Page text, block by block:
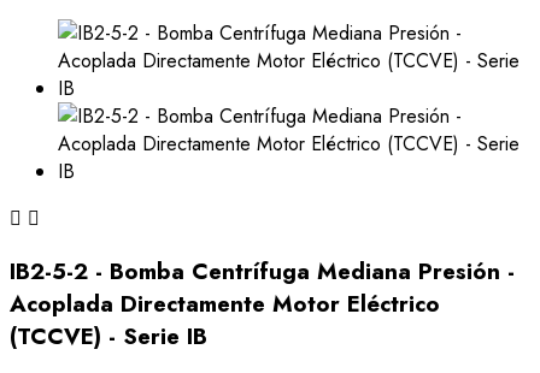
 
IB2-5-2 - Bomba Centrífuga Mediana Presión -
Acoplada Directamente Motor Eléctrico
(TCCVE) - Serie IB